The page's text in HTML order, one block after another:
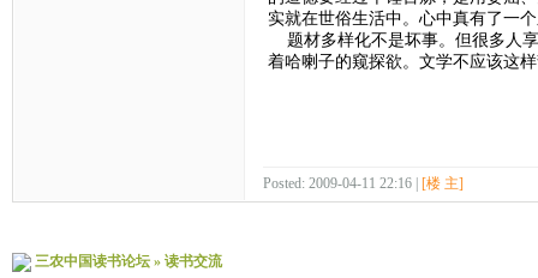
实就在世俗生活中。心中真有了一
题材多样化不是坏事。但很多人
着哈喇子的窥探欲。文学不应该这
Posted: 2009-04-11 22:16 | [楼 主]
三农中国读书论坛» 读书交流